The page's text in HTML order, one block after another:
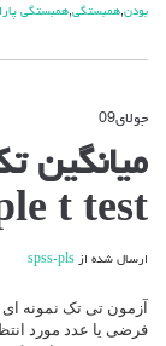
بودن,همبستگی,همبستگی
جولای09
میانگین
تک
نمونه
sample
test)
t test)
ارسال شده از spss-pls
آزمون تی تک نمونه
فرضی یا عدد مورد